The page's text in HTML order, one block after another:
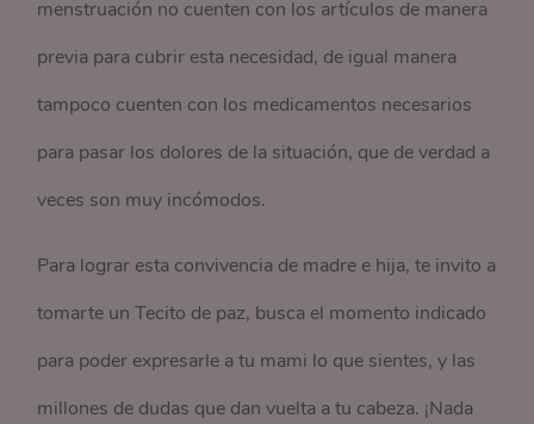
menstruación no cuenten con los artículos de manera
previa para cubrir esta necesidad, de igual manera
tampoco cuenten con los medicamentos necesarios
para pasar los dolores de la situación, que de verdad a
veces son muy incómodos.
Para lograr esta convivencia de madre e hija, te invito a
tomarte un Tecito de paz, busca el momento indicado
para poder expresarle a tu mami lo que sientes, y las
millones de dudas que dan vuelta a tu cabeza. ¡Nada